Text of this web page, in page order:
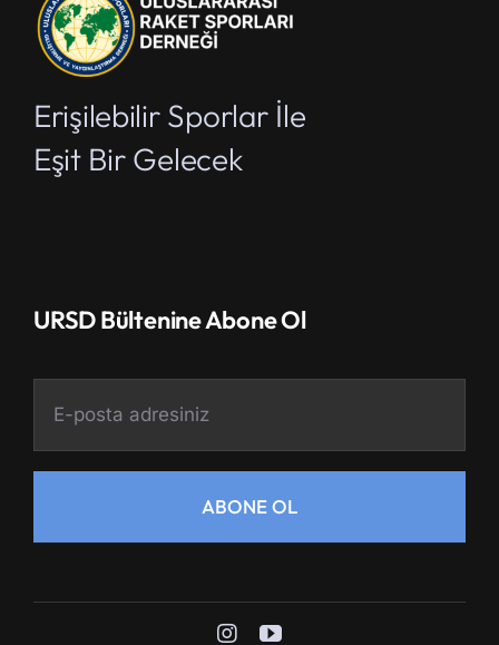
Erişilebilir Sporlar İle
Eşit Bir Gelecek
URSD Bültenine Abone Ol
ABONE OL